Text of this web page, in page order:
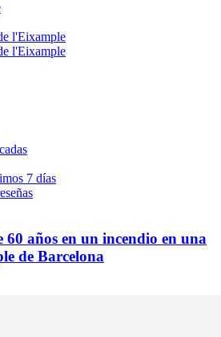
l'Eixample
l'Eixample
7 días
años en un incendio en una
de Barcelona